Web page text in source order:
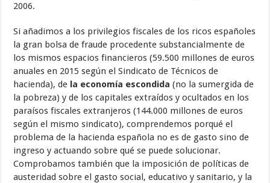
2006.
Si añadimos a los privilegios fiscales de los ricos españoles
la gran bolsa de fraude procedente substancialmente de
los mismos espacios financieros (59.500 millones de euros
anuales en 2015 según el Sindicato de Técnicos de
hacienda), de la economía escondida (no la sumergida de
la pobreza) y de los capitales extraídos y ocultados en los
paraísos fiscales extranjeros (144.000 millones de euros
según el mismo sindicato), comprendemos porqué el
problema de la hacienda española no es de gasto sino de
ingreso y actuando sobre qué se puede solucionar.
Comprobamos también que la imposición de políticas de
austeridad sobre el gasto social, educativo y sanitario, y la